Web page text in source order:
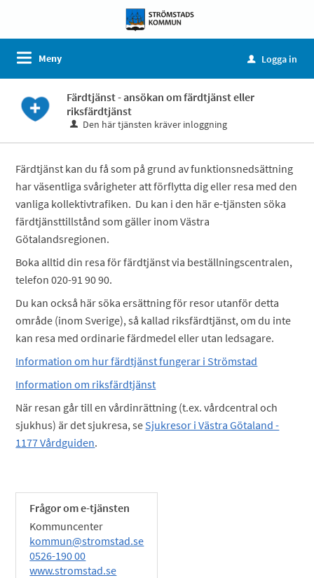
Meny u Logga in
Färdtjänst - ansökan om färdtjänst eller
riksfärdtjänst
Den här tjänsten kräver inloggning
Färdtjänst kan du få som på grund av funktionsnedsättning
har väsentliga svårigheter att förflytta dig eller resa med den
vanliga kollektivtrafiken. Du kan i den här e-tjänsten söka
färdtjänsttillstånd som gäller inom Västra
Götalandsregionen.
Boka alltid din resa för färdtjänst via beställningscentralen,
telefon 020-91 90 90.
Du kan också här söka ersättning för resor utanför detta
område (inom Sverige), så kallad riksfärdtjänst, om du inte
kan resa med ordinarie färdmedel eller utan ledsagare.
Information om hur färdtjänst fungerar i Strömstad
Information om riksfärdtjänst
När resan går till en vårdinrättning (t.ex. vårdcentral och
sjukhus) är det sjukresa, se Sjukresor i Västra Götaland -
1177 Vårdguiden.
Frågor om e-tjänsten
Kommuncenter
kommun@stromstad.se
0526-190 00
www.stromstad.se